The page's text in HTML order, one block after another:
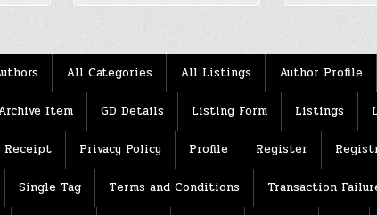
All Categories All Listings Author Profile
Item GD Details Listing Form Listings
Receipt Privacy Policy Profile Register
Single Tag Terms and Conditions Transaction